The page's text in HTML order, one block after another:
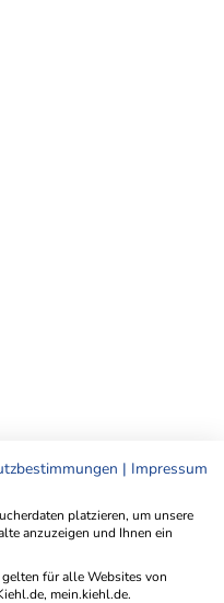
| Impressum
platzieren, um unsere
anzuzeigen und Ihnen ein
für alle Websites von
mein.kiehl.de.